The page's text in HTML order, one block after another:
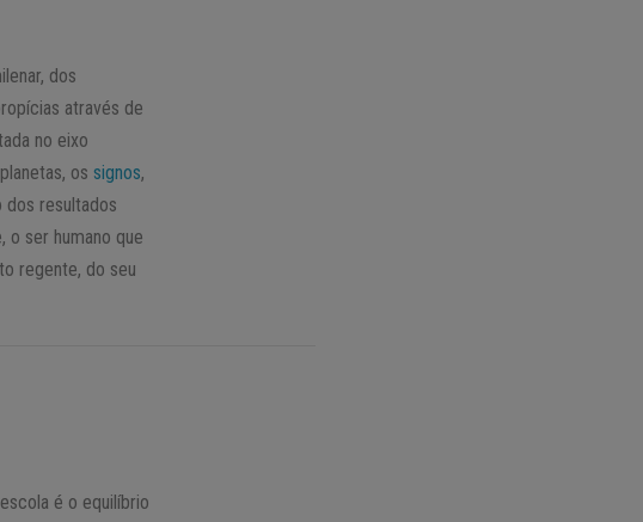
dos
através de
no eixo
ossignos,
dos resultados
o ser humano que
regente, do seu
é o equilíbrio